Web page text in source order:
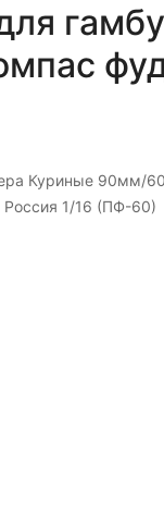
Куриные 90мм/
1/16 (ПФ-60)